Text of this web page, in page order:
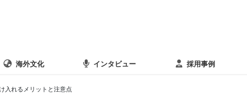
海外文化 インタビュー 採用事例
入れるメリットと注意点